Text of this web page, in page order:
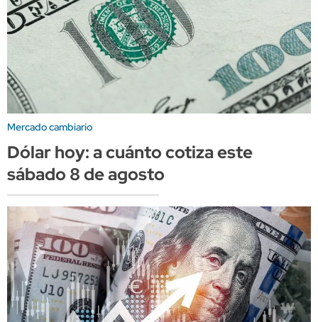
Mercado cambiario
Dólar hoy: a cuánto cotiza este
sábado 8 de agosto